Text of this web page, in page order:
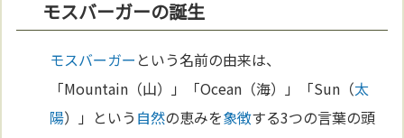
モスバーガーの誕生
モスバーガー という名前の由来は、
「Mountain（山）」「Ocean（海）」「Sun（太
陽）」という 自然の恵みを象徴する3つの言葉の頭